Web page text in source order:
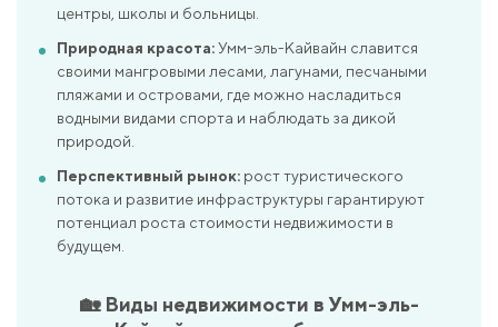
центры, школы и больницы.
Природная красота:Умм-эль-Кайвайн славится
своими мангровыми лесами, лагунами, песчаными
пляжами и островами, где можно насладиться
водными видами спорта и наблюдать за дикой
природой.
Перспективный рынок: рост туристического
потока и развитие инфраструктуры гарантируют
потенциал роста стоимости недвижимости в
будущем.
🏡 Виды недвижимости в Умм-эль-